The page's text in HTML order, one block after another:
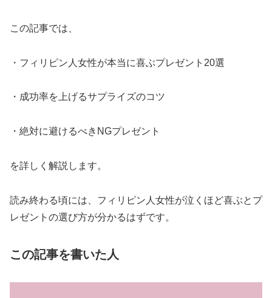
この記事では、
・フィリピン人女性が本当に喜ぶプレゼント20選
・成功率を上げるサプライズのコツ
・絶対に避けるべきNGプレゼント
を詳しく解説します。
読み終わる頃には、フィリピン人女性が泣くほど喜ぶとプ
レゼントの選び方が分かるはずです。
この記事を書いた人